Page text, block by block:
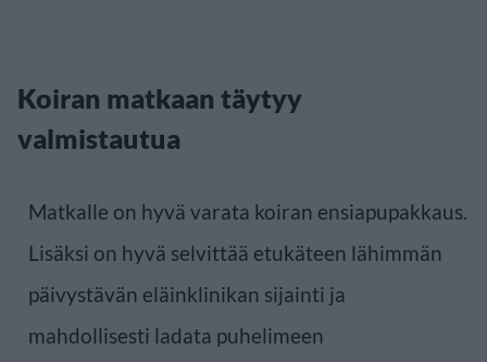
Koiran matkaan täytyy
valmistautua
Matkalle on hyvä varata koiran ensiapupakkaus.
Lisäksi on hyvä selvittää etukäteen lähimmän
päivystävän eläinklinikan sijainti ja
mahdollisesti ladata puhelimeen